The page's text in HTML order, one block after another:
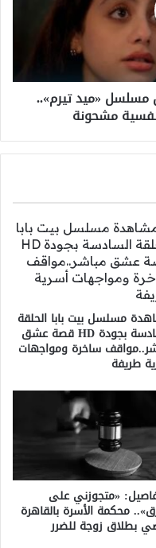
شاهد الحلقة 11 من مسلسل «ميد تيرم»..
مشحونة
مسلسل بيت بابا الحلقة
السادسة بجودة HD قصة عشق
ساخرة ومواجهات
طريفة
«متجوزني على
محكمة الأسرة بالقاهرة
بطلاق زوجة للضرر